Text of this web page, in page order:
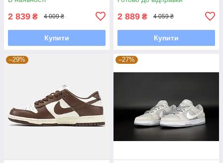
2 839 ₴ 4 009 ₴
Купити
2 889 ₴ 4 059 ₴
Купити
–29% –27%